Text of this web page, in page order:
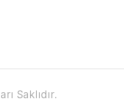
Saklıdır.